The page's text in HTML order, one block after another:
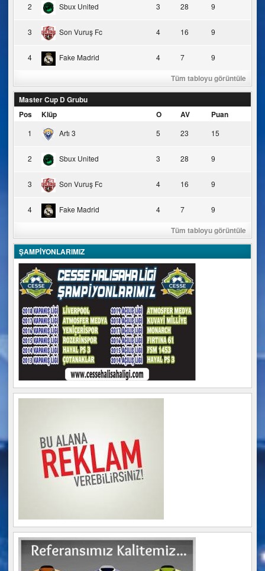
2 Sbux United 3 28 9
3 Son Vuruş Fc 4 16 9
4 Fake Madrid 4 7 9
Tüm tabloyu görüntüle
Master Cup D Grubu
Pos
Klüp O AV Puan
1 Artı 3 5 23 15
2 Sbux United 3 28 9
3 Son Vuruş Fc 4 16 9
4 Fake Madrid 4 7 9
Tüm tabloyu görüntüle
ŞAMPİYONLARIMIZ